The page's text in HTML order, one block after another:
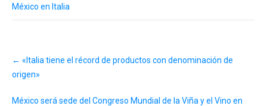
México en Italia
navigation
← «Italia tiene el récord de productos con denominación de
origen»
México será sede del Congreso Mundial de la Viña y el Vino en